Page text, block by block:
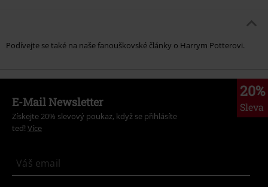
Podívejte se také na naše fanouškovské články o Harrym Potterovi.
20%
Sleva
E-Mail Newsletter
Získejte 20% slevový poukaz, když se přihlásíte
teď! Více